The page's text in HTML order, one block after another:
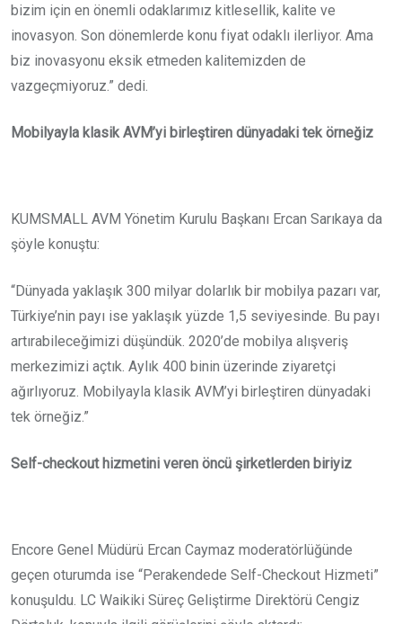
bizim için en önemli odaklarımız kitlesellik, kalite ve
inovasyon. Son dönemlerde konu fiyat odaklı ilerliyor. Ama
biz inovasyonu eksik etmeden kalitemizden de
vazgeçmiyoruz.” dedi.
Mobilyayla klasik AVM’yi birleştiren dünyadaki tek örneğiz
KUMSMALL AVM Yönetim Kurulu Başkanı Ercan Sarıkaya da
şöyle konuştu:
“Dünyada yaklaşık 300 milyar dolarlık bir mobilya pazarı var,
Türkiye’nin payı ise yaklaşık yüzde 1,5 seviyesinde. Bu payı
artırabileceğimizi düşündük. 2020’de mobilya alışveriş
merkezimizi açtık. Aylık 400 binin üzerinde ziyaretçi
ağırlıyoruz. Mobilyayla klasik AVM’yi birleştiren dünyadaki
tek örneğiz.”
Self-checkout hizmetini veren öncü şirketlerden biriyiz
Encore Genel Müdürü Ercan Caymaz moderatörlüğünde
geçen oturumda ise “Perakendede Self-Checkout Hizmeti”
konuşuldu. LC Waikiki Süreç Geliştirme Direktörü Cengiz